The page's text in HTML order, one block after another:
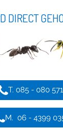
DIRECT
T. 085 - 080
M. 06 - 4399